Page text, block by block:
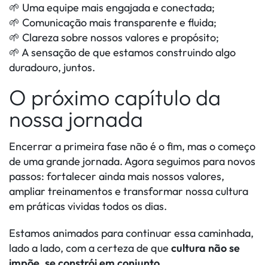
🌱 Uma equipe mais engajada e conectada;
🌱 Comunicação mais transparente e fluida;
🌱 Clareza sobre nossos valores e propósito;
🌱 A sensação de que estamos construindo algo
duradouro, juntos.
O próximo capítulo da
nossa jornada
Encerrar a primeira fase não é o fim, mas o começo
de uma grande jornada. Agora seguimos para novos
passos: fortalecer ainda mais nossos valores,
ampliar treinamentos e transformar nossa cultura
em práticas vividas todos os dias.
Estamos animados para continuar essa caminhada,
lado a lado, com a certeza de que cultura não se